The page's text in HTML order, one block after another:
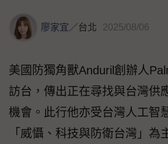
廖家宜／台北 2025/08/06
美國防獨角獸Anduril創辦人
訪台，傳出正在尋找與台灣供
機會。此行他亦受台灣人工智
「威懾、科技與防衛台灣」為